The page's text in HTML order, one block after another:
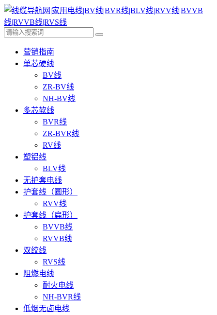
营销指南
单芯硬线
BV线
ZR-BV线
NH-BV线
多芯软线
BVR线
ZR-BVR线
RV线
塑铝线
BLV线
无护套电线
护套线（圆形）
RVV线
护套线（扁形）
BVVB线
RVVB线
双绞线
RVS线
阻燃电线
耐火电线
NH-BVR线
低烟无卤电线